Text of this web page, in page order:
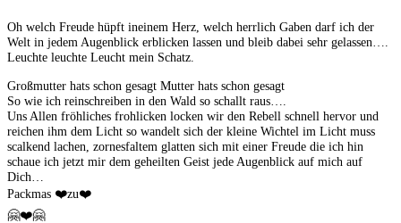
Oh welch Freude hüpft ineinem Herz, welch herrlich Gaben darf ich der
Welt in jedem Augenblick erblicken lassen und bleib dabei sehr gelassen….
Leuchte leuchte Leucht mein Schatz.
Großmutter hats schon gesagt Mutter hats schon gesagt
So wie ich reinschreiben in den Wald so schallt raus….
Uns Allen fröhliches frohlicken locken wir den Rebell schnell hervor und
reichen ihm dem Licht so wandelt sich der kleine Wichtel im Licht muss
scalkend lachen, zornesfaltem glatten sich mit einer Freude die ich hin
schaue ich jetzt mir dem geheilten Geist jede Augenblick auf mich auf
Dich…
Packmas ❤️zu❤️
🤗❤️🤗